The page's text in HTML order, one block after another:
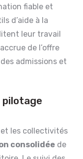
fiable et
d’aide à la
leur travail
de l’offre
admissions et
et les collectivités
consolidée de